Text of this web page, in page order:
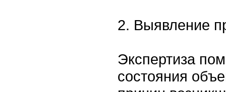
2. Выявление
Экспертиза
состояния